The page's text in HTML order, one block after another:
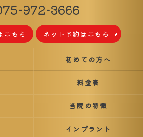
972-3666
こちら ネット予約はこちら
初めての方へ
料金表
当院の特徴
インプラント